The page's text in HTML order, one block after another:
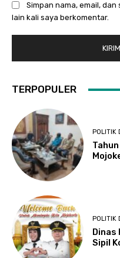
Simpan nama, email,
lain kali saya berkomentar.
TERPOPULER
POLITIK
POLITIK
Dinas
Sipil